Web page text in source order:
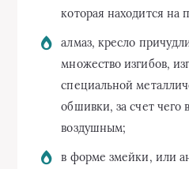
которая находится на
алмаз, кресло
множество изгибов,
специальной
обшивки, за счет чего
воздушным;
в форме змейки, или